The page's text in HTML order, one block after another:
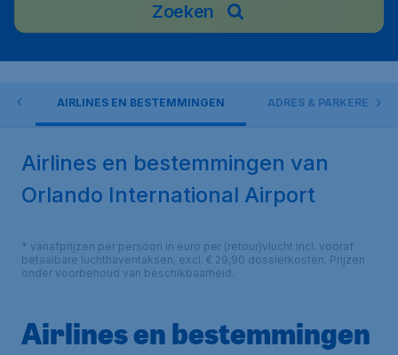
Zoeken
AIRLINES EN BESTEMMINGEN ADRES & PARKEREN
Airlines en bestemmingen van
Orlando International Airport
* vanafprijzen per persoon in euro per (retour)vlucht incl. vooraf
betaalbare luchthaventaksen, excl. € 29,90 dossierkosten. Prijzen
onder voorbehoud van beschikbaarheid.
Airlines en bestemmingen